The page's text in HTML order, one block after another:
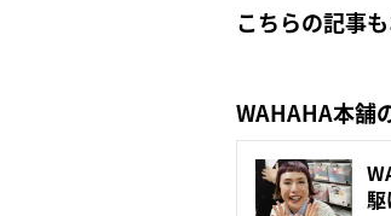
こちらの記事
WAHAHA本舗